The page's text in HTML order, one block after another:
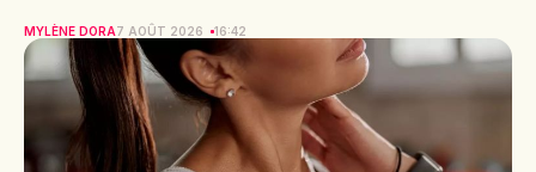
MYLÈNE DORA7 AOÛT 2026 16:42